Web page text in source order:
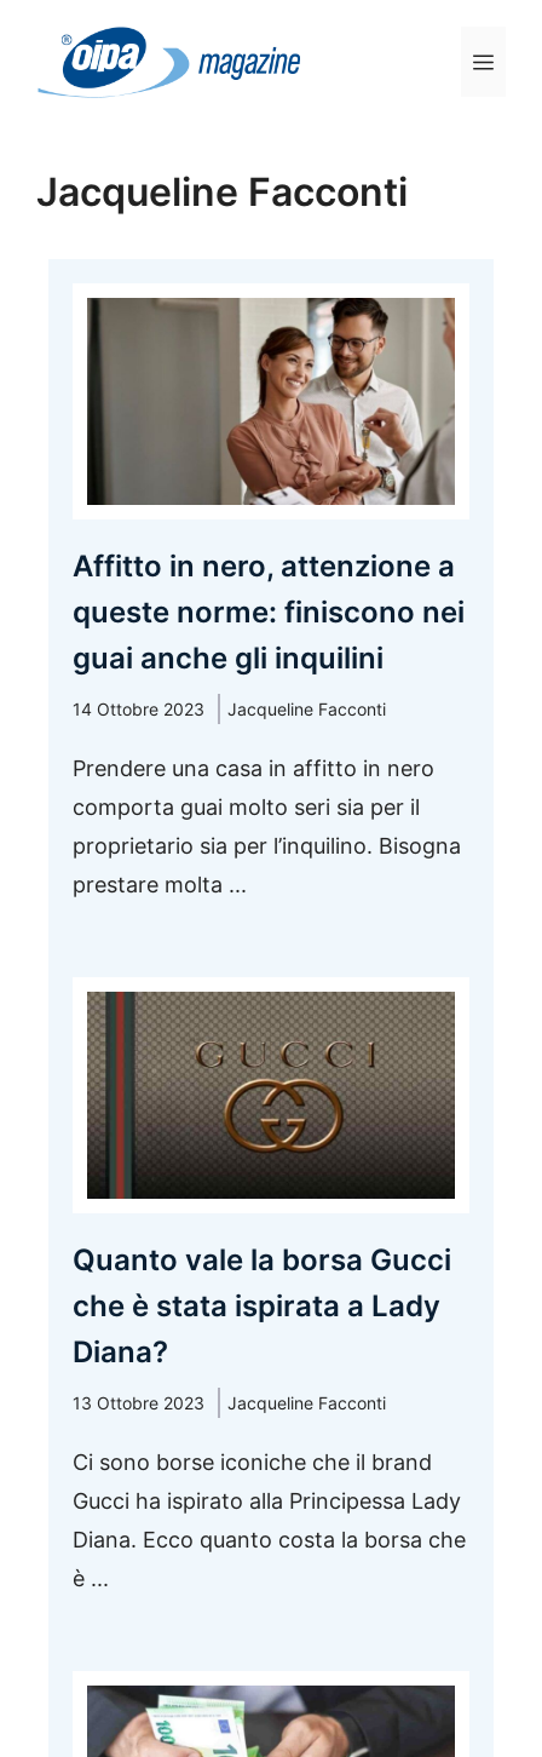
contenuto
Jacqueline Facconti
Affitto in nero, attenzione a
queste norme: finiscono nei
guai anche gli inquilini
14 Ottobre 2023 Jacqueline Facconti
Prendere una casa in affitto in nero
comporta guai molto seri sia per il
proprietario sia per l’inquilino. Bisogna
prestare molta ...
Quanto vale la borsa Gucci
che è stata ispirata a Lady
Diana?
13 Ottobre 2023 Jacqueline Facconti
Ci sono borse iconiche che il brand
Gucci ha ispirato alla Principessa Lady
Diana. Ecco quanto costa la borsa che
è ...